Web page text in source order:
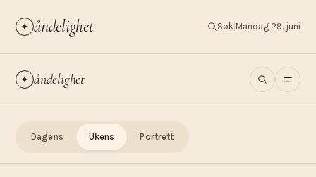
✦ åndelighet Søk Mandag 29. juni
✦ åndelighet
Dagens Ukens Portrett